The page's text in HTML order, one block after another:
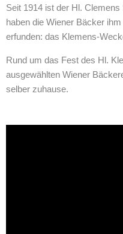
Seit 1914 ist der Hl.
haben die Wiener Bäcker
erfunden: das Klemens-
Rund um das Fest des Hl.
ausgewählten Wiener
selber zuhause.